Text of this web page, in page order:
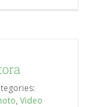
, Video